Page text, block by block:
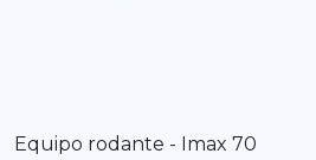
Equipo rodante - Imax 70